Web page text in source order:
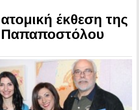
έκθεση της
Παπαποστόλου